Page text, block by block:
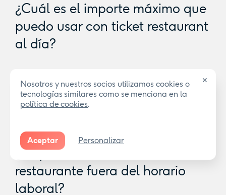
¿Cuál es el importe máximo que
puedo usar con ticket restaurant
al día?
por día de trabajo, si bien la empresa puede
asignar un límite superior, aunque no será
¿Se puede usar el ticket
restaurante fuera del horario
laboral?
Nosotros y nuestros socios utilizamos cookies o
tecnologías similares como se menciona en la
política de cookies.
Aceptar Personalizar
✕